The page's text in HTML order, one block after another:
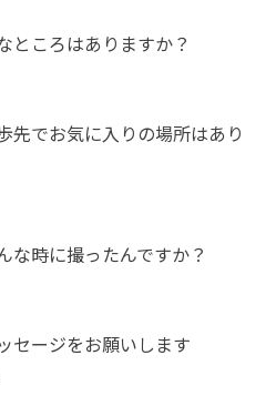
ころはありますか？
でお気に入りの場所はあり
時に撮ったんですか？
セージをお願いします